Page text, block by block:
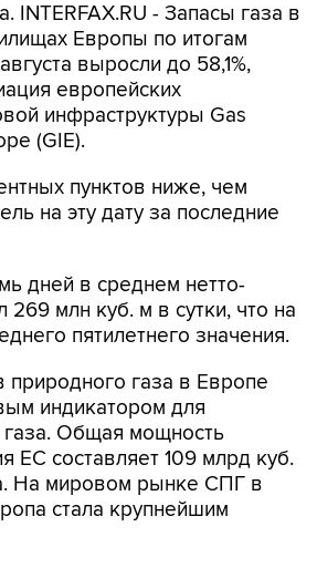
INTERFAX.RU - Запасы газа в
Европы по итогам
выросли до 58,1%,
европейских
инфраструктуры Gas
(GIE).
пунктов ниже, чем
на эту дату за последние
дней в среднем нетто-
269 млн куб. м в сутки, что на
пятилетнего значения.
природного газа в Европе
индикатором для
Общая мощность
ЕС составляет 109 млрд куб.
На мировом рынке СПГ в
стала крупнейшим